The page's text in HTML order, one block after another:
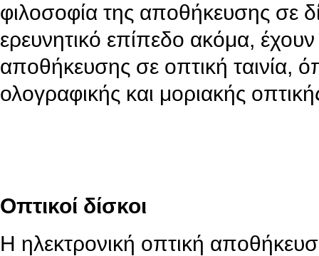
φιλοσοφία της αποθήκευσης σε
ερευνητικό επίπεδο ακόμα,
αποθήκευσης σε οπτική ταινία,
ολογραφικής και μοριακής
Οπτικοί δίσκοι
Η ηλεκτρονική οπτική